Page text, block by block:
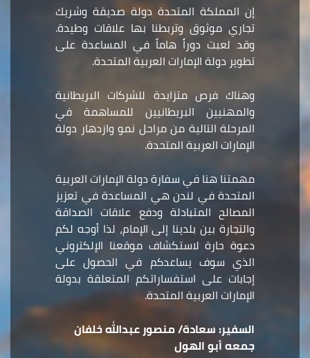
إن المملكة المتحدة دولة صديقة وشريك
تجاري موثوق وتربطنا بها علاقات وطيدة.
وقد لعبت دوراً هاماً في المساعدة على
تطوير دولة الإمارات العربية المتحدة.
وهناك فرص متزايدة للشركات البريطانية
والمهنيين البريطانيين للمساهمة في
المرحلة التالية من مراحل نمو وازدهار دولة
الإمارات العربية المتحدة.
مهمتنا هنا في سفارة دولة الإمارات العربية
المتحدة في لندن هي المساعدة في تعزيز
المصالح المتبادلة ودفع علاقات الصداقة
والتجارة بين بلدينا إلى الإمام، لذا أوجه لكم
دعوة حارة لاستكشاف موقعنا الإلكتروني
الذي سوف يساعدكم في الحصول على
إجابات على استفساراتكم المتعلقة بدولة
الإمارات العربية المتحدة.
السفير:سعادة/ منصور عبدالله خلفان
جمعه أبو الهول